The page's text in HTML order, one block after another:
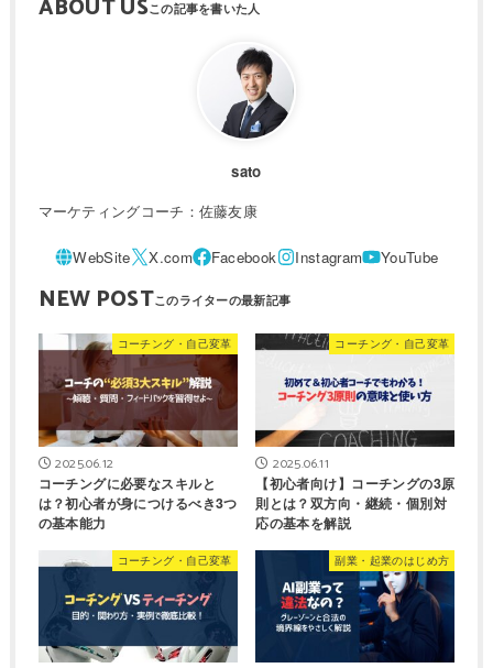
ABOUT US
sato
マーケティングコーチ：佐藤友康
NEW POST
コーチング・自己変革
2025.06.12
コーチングに必要なスキルと
は？初心者が身につけるべき3つ
の基本能力
コーチング・自己変革
2025.06.11
【初心者向け】コーチングの3原
則とは？双方向・継続・個別対
応の基本を解説
コーチング・自己変革 副業・起業のはじめ方